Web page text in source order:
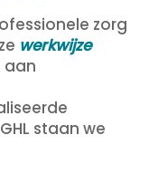
zorg
werkwijze
aan
staan we